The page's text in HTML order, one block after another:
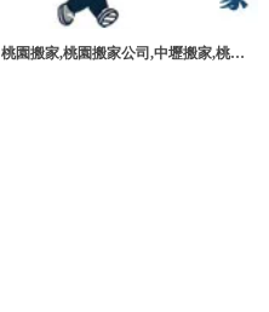
桃園搬家,桃園搬家公司,中壢搬家,桃園